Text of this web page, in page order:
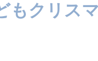
もクリス